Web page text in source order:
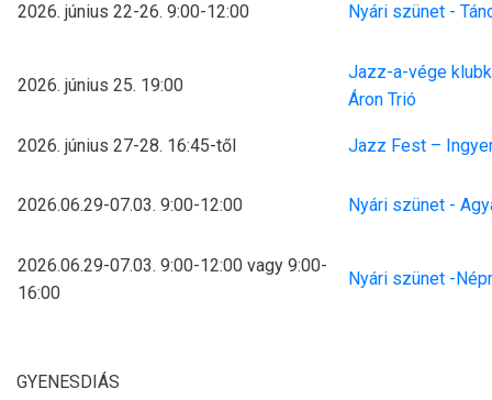
2026. június 22-26. 9:00-12:00 Nyári szünet -
2026. június 25. 19:00
Jazz-a-vége
Áron Trió
2026. június 27-28. 16:45-től Jazz Fest –
2026.06.29-07.03. 9:00-12:00 Nyári szünet -
2026.06.29-07.03. 9:00-12:00 vagy 9:00-
16:00
Nyári szünet -
GYENESDIÁS